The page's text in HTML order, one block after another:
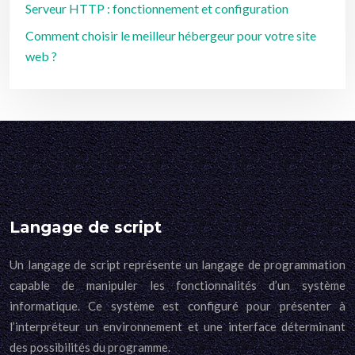
Serveur HTTP : fonctionnement et configuration
Comment choisir le meilleur hébergeur pour votre site
web ?
Langage de script
Un langage de script représente un langage de programmation
capable de manipuler les fonctionnalités d’un système
informatique. Ce système est configuré pour présenter à
l’interpréteur un environnement et une interface déterminant
des possibilités du programme.